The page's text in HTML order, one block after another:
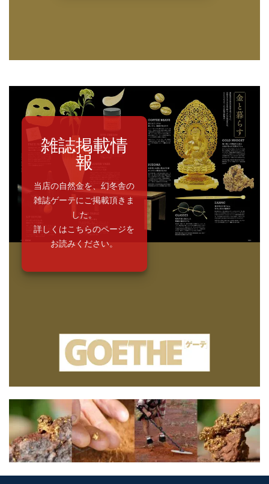
雑誌掲載情
報
当店の自然金を、幻冬舎の
雑誌ゲーテにご掲載頂きま
した。
詳しくはこちらのページを
お読みください。